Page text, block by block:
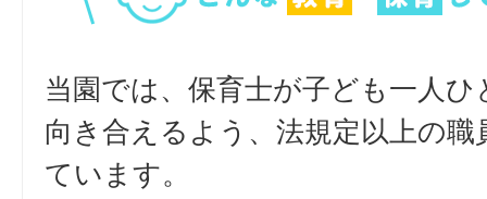
当園では、保育士が子ども一人ひ
向き合えるよう、法規定以上の職
ています。